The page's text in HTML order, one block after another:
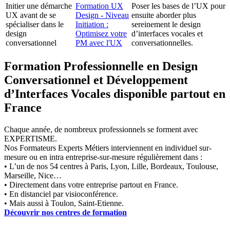
Initier une démarche
UX avant de se
spécialiser dans le
design
conversationnel
Formation UX
Design - Niveau
Initiation :
Optimisez votre
PM avec l'UX
Poser les bases de l’UX pour
ensuite aborder plus
sereinement le design
d’interfaces vocales et
conversationnelles.
Formation Professionnelle en Design
Conversationnel et Développement
d’Interfaces Vocales disponible partout en
France
Chaque année, de nombreux professionnels se forment avec
EXPERTISME.
Nos Formateurs Experts Métiers interviennent en individuel sur-
mesure ou en intra entreprise-sur-mesure régulièrement dans :
• L’un de nos 54 centres à Paris, Lyon, Lille, Bordeaux, Toulouse,
Marseille, Nice…
• Directement dans votre entreprise partout en France.
• En distanciel par visioconférence.
• Mais aussi à Toulon, Saint-Etienne.
Découvrir nos centres de formation